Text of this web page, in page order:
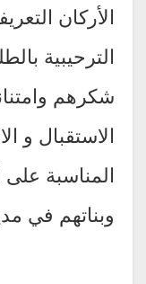
الأركان
الترحيبية
شكرهم
الاستقبال و
المناسبة
وبناتهم في